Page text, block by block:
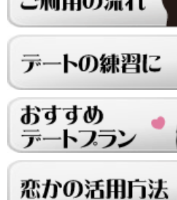
レンタル彼女と24回の通常デートがあり
レンタル彼女と0回のオンラインデート
レンタル彼女と21回の通常デートがあり
レンタル彼女と0回のオンラインデート
レンタル彼女と25回の通常デートがあ
レンタル彼女と0回のオンラインデート
5/4～5/10
レンタル彼女と23回の通常デートがあり
レンタル彼女と0回のオンラインデート
レンタル彼女と23回の通常デートがあり
レンタル彼女と1回のオンラインデート